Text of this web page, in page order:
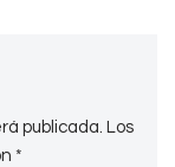
publicada. Los
*